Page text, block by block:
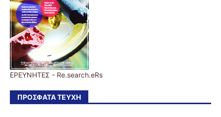
ΕΡΕΥΝΗΤΕΣ - Re.search.eRs
ΠΡΌΣΦΑΤΑ ΤΕΎΧΗ